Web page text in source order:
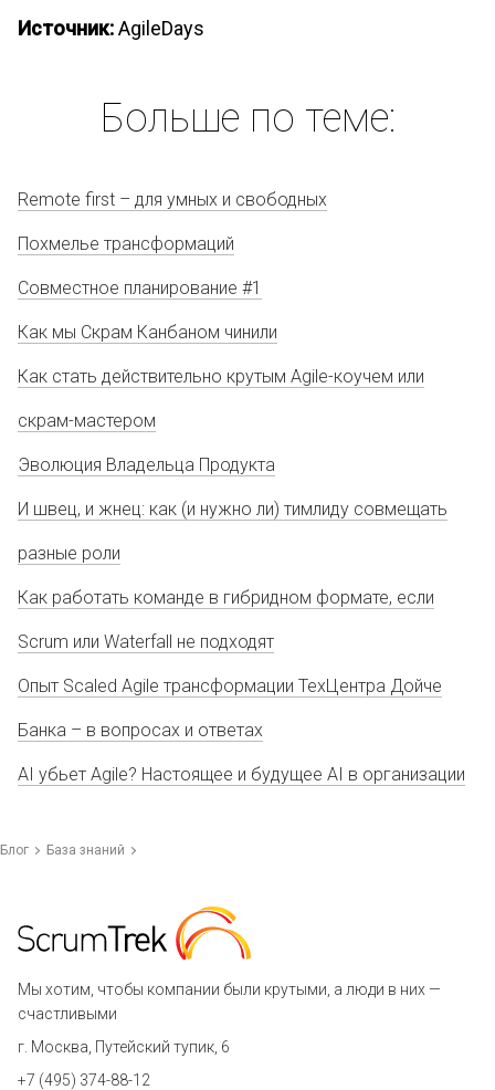
Источник:AgileDays
Больше по теме:
Remote first – для умных и свободных
Похмелье трансформаций
Совместное планирование #1
Как мы Скрам Канбаном чинили
Как стать действительно крутым Agile-коучем или
скрам-мастером
Эволюция Владельца Продукта
И швец, и жнец: как (и нужно ли) тимлиду совмещать
разные роли
Как работать команде в гибридном формате, если
Scrum или Waterfall не подходят
Опыт Scaled Agile трансформации ТехЦентра Дойче
Банка – в вопросах и ответах
AI убьет Agile? Настоящее и будущее AI в организации
Блог База знаний
Мы хотим, чтобы компании были крутыми, а люди в них —
счастливыми
г. Москва, Путейский тупик, 6
+7 (495) 374-88-12